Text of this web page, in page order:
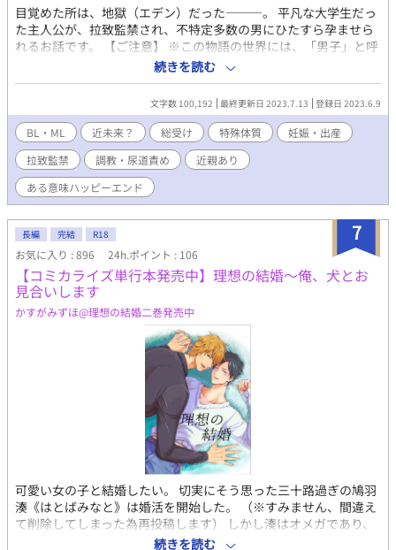
目覚めた所は、地獄（エデン）だった―――。 平凡な大学生だっ
た主人公が、拉致監禁され、不特定多数の男にひたすら孕ませら
れるお話です。 【ご注意】 ※この物語の世界には、「男子」と呼
ばれる妊娠可能な少数の男性が存在しますが、オメガバースのよ
うな発情期・フェロモンなどはありません。女性の妊娠・出産と
は全く異なるサイクル・仕組みになっており、作者の都合のいい
ように作られた独自の世界観による、倫理観ゼロのフィクション
です。その点ご了承の上お読み下さい。 ※近親・出産シーンあ
り。女性蔑視のような発言が出る箇所があります。気になる方は
お読みにならないことをお勧め致します。 ※前半はほとんどがエ
ロシーンです。
続きを読む
文字数 100,192 最終更新日 2023.7.13 登録日 2023.6.9
BL・ML 近未来？ 総受け 特殊体質
妊娠・出産
拉致監禁
調教・尿道責め
近親あり
ある意味ハッピーエンド
7
長編 完結 R18
お気に入り : 896 24h.ポイント : 106
【コミカライズ単行本発売中】理想の結婚～俺、犬とお
見合いします
かすがみずほ@理想の結婚二巻発売中
可愛い女の子と結婚したい。 切実にそう思った三十路過ぎの鳩羽
湊《はとばみなと》は婚活を開始した。 （※すみません、間違え
て削除してしまった為再投稿します） しかし湊はオメガであり、
女性相手の婚活には不利中の不利。 そして最後の砦と頼む結婚相
続きを読む